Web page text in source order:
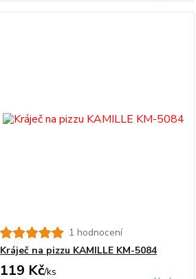
1 hodnocení
Kráječ na pizzu KAMILLE KM-5084
119 Kč/ks